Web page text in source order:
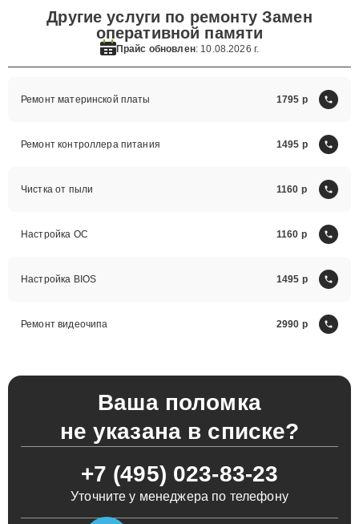
Другие услуги по ремонту Замен
оперативной памяти
Прайс обновлен: 10.08.2026 г.
Ремонт материнской платы 1795
Ремонт контроллера питания 1495
Чистка от пыли 1160
Настройка ОС 1160
Настройка BIOS 1495
Ремонт видеочипа 2990
Ваша поломка
не указана в списке?
+7 (495) 023-83-23
Уточните у менеджера по телефону